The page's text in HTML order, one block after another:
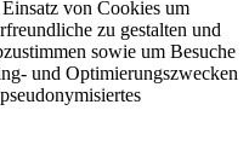
von Cookies um
zu gestalten und
sowie um Besuche
und Optimierungszwecken